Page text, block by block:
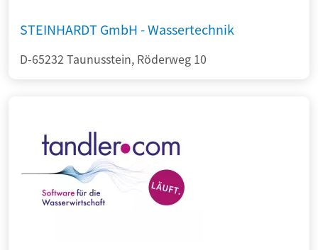
STEINHARDT GmbH - Wassertechnik
D-65232 Taunusstein, Röderweg 10